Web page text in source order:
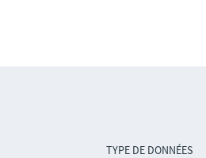
TYPE DE DONNÉES